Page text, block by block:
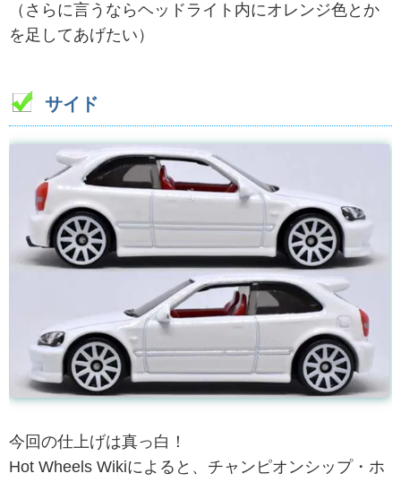
（さらに言うならヘッドライト内にオレンジ色とか
を足してあげたい）
サイド
今回の仕上げは真っ白！
Hot Wheels Wikiによると、チャンピオンシップ・ホ